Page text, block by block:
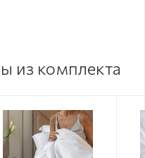
из комплекта